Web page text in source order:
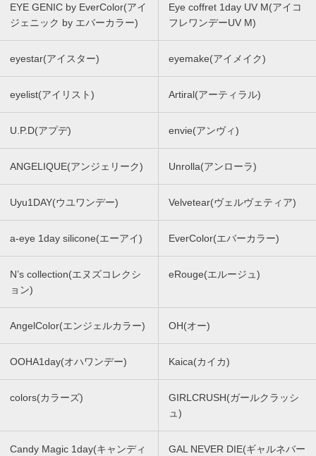
EYE GENIC by EverColor(アイ
ジェニック by エバーカラー)
Eye coffret 1day UV M(アイコ
フレワンデーUV M)
eyestar(アイスター) eyemake(アイメイク)
eyelist(アイリスト) Artiral(アーティラル)
U.P.D(アプデ) envie(アンヴィ)
ANGELIQUE(アンジェリーク) Unrolla(アンローラ)
Uyu1DAY(ウユワンデー) Velvetear(ヴェルヴェティア)
a-eye 1day silicone(エーアイ) EverColor(エバーカラー)
N’s collection(エヌズコレクシ
ョン)
eRouge(エルージュ)
AngelColor(エンジェルカラー) OH(オー)
OOHA1day(オハワンデー) Kaica(カイカ)
colors(カラーズ)
GIRLCRUSH(ガールクラッシ
ュ)
Candy Magic 1day(キャンディ
GAL NEVER DIE(ギャルネバー